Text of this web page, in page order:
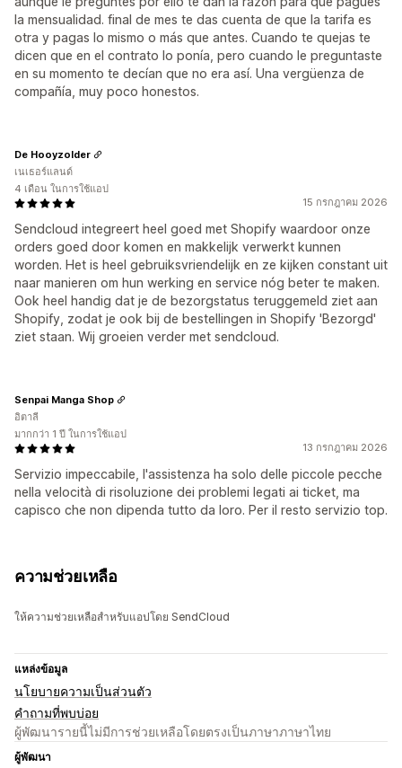
la mensualidad. final de mes te das cuenta de que la tarifa es
otra y pagas lo mismo o más que antes. Cuando te quejas te
dicen que en el contrato lo ponía, pero cuando le preguntaste
en su momento te decían que no era así. Una vergüenza de
compañía, muy poco honestos.
15 กรกฎาคม 2026
Sendcloud integreert heel goed met Shopify waardoor onze
orders goed door komen en makkelijk verwerkt kunnen
worden. Het is heel gebruiksvriendelijk en ze kijken constant uit
naar manieren om hun werking en service nóg beter te maken.
Ook heel handig dat je de bezorgstatus teruggemeld ziet aan
Shopify, zodat je ook bij de bestellingen in Shopify 'Bezorgd'
ziet staan. Wij groeien verder met sendcloud.
De Hooyzolder
เนเธอร์แลนด์
4 เดือน ในการใช้แอป
13 กรกฎาคม 2026
Servizio impeccabile, l'assistenza ha solo delle piccole pecche
nella velocità di risoluzione dei problemi legati ai ticket, ma
capisco che non dipenda tutto da loro. Per il resto servizio top.
Senpai Manga Shop
อิตาลี
มากกว่า 1 ปี ในการใช้แอป
ความช่วยเหลือ
ให้ความช่วยเหลือสำหรับแอปโดย SendCloud
แหล่งข้อมูล
นโยบายความเป็นส่วนตัว
คำถามที่พบบ่อย
ผู้พัฒนารายนี้ไม่มีการช่วยเหลือโดยตรงเป็นภาษาภาษาไทย
ผู้พัฒนา